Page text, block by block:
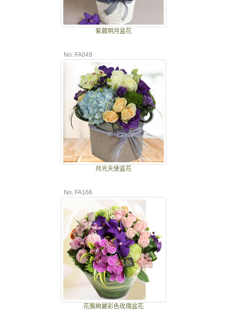
紫葳明月盆花
No. FA049
月光天使盆花
No. FA166
花簇絢麗彩色玫瑰盆花